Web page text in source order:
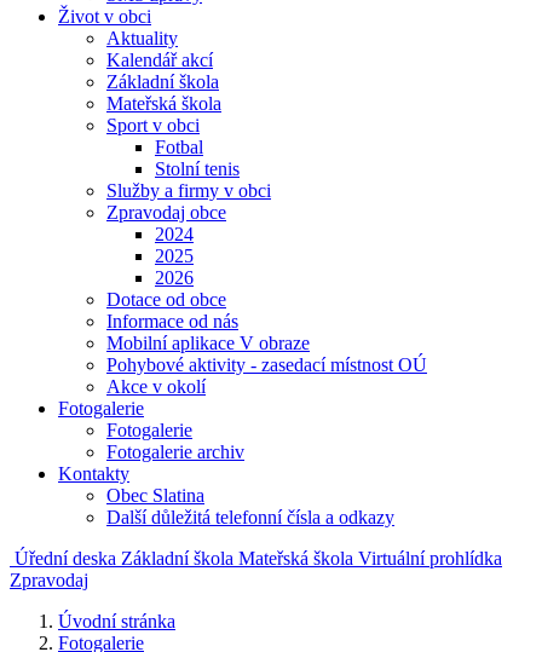
Život v obci
Aktuality
Kalendář akcí
Základní škola
Mateřská škola
Sport v obci
Fotbal
Stolní tenis
Služby a firmy v obci
Zpravodaj obce
2024
2025
2026
Dotace od obce
Informace od nás
Mobilní aplikace V obraze
Pohybové aktivity - zasedací místnost OÚ
Akce v okolí
Fotogalerie
Fotogalerie
Fotogalerie archiv
Kontakty
Obec Slatina
Další důležitá telefonní čísla a odkazy
Úřední deska Základní škola Mateřská škola Virtuální prohlídka
Zpravodaj
Úvodní stránka
Fotogalerie